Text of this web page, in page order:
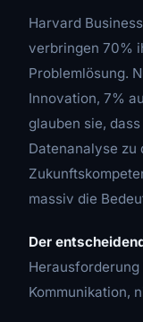
Harvard
verbringen 70%
Problemlösung.
Innovation, 7%
glauben sie,
Datenanalyse zu
massiv die
Der
Kommunikation,